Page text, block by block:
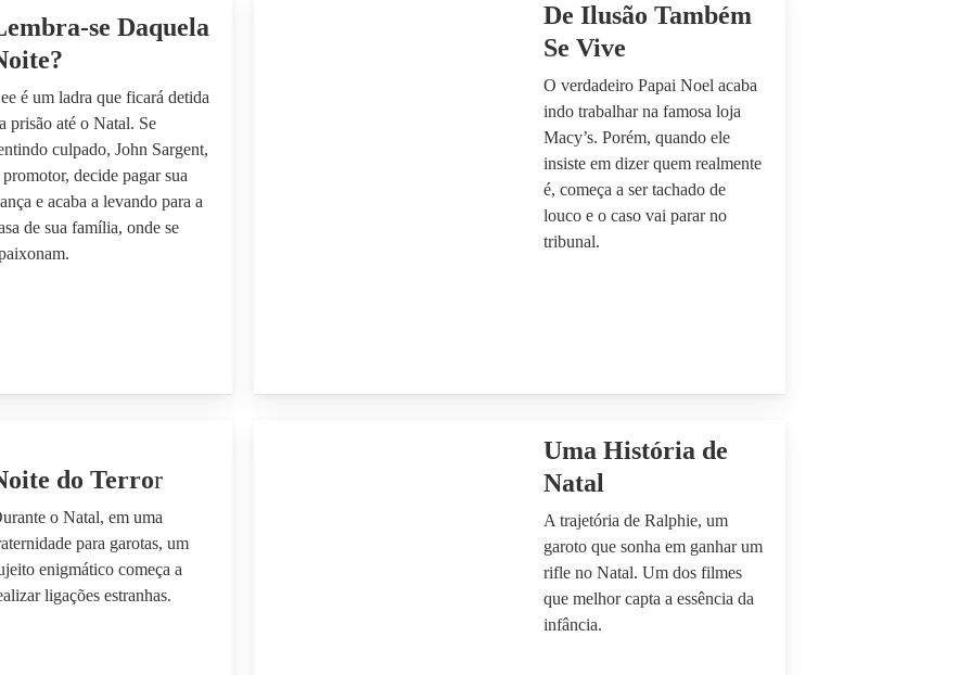
se Daquela
é um ladra que ficará detida
prisão até o Natal. Se
culpado, John Sargent,
promotor, decide pagar sua
e acaba a levando para a
de sua família, onde se
De Ilusão Também
Se Vive
O verdadeiro Papai Noel acaba
indo trabalhar na famosa loja
Macy’s. Porém, quando ele
insiste em dizer quem realmente
é, começa a ser tachado de
louco e o caso vai parar no
tribunal.
do Terror
o Natal, em uma
para garotas, um
enigmático começa a
ligações estranhas.
Uma História de
Natal
A trajetória de Ralphie, um
garoto que sonha em ganhar um
rifle no Natal. Um dos filmes
que melhor capta a essência da
infância.